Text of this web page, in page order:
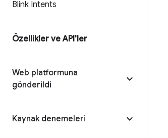
Blink Intents
Özellikler ve API'ler
Web platformuna
gönderildi
Kaynak denemeleri